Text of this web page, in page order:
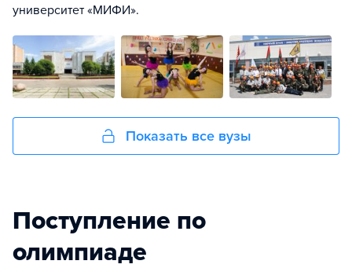
университет «МИФИ».
Показать все вузы
Поступление по
олимпиаде